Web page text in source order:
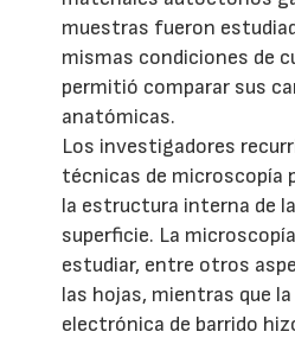
muestras fueron
mismas condiciones de
permitió comparar sus
anatómicas.
Los investigadores
técnicas de microscopía
la estructura interna de
superficie. La
estudiar, entre otros
las hojas, mientras que
electrónica de barrido